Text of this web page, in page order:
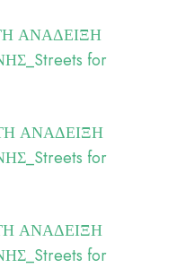
ΑΝΑΔΕΙΞΗ
for
ΑΝΑΔΕΙΞΗ
for
ΑΝΑΔΕΙΞΗ
for